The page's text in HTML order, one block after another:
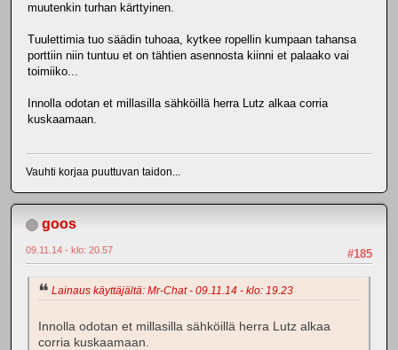
muutenkin turhan kärttyinen.
Tuulettimia tuo säädin tuhoaa, kytkee ropellin kumpaan tahansa
porttiin niin tuntuu et on tähtien asennosta kiinni et palaako vai
toimiiko...
Innolla odotan et millasilla sähköillä herra Lutz alkaa corria
kuskaamaan.
Vauhti korjaa puuttuvan taidon...
goos
#185
09.11.14 - klo: 20.57
Lainaus käyttäjältä: Mr-Chat - 09.11.14 - klo: 19.23
Innolla odotan et millasilla sähköillä herra Lutz alkaa
corria kuskaamaan.